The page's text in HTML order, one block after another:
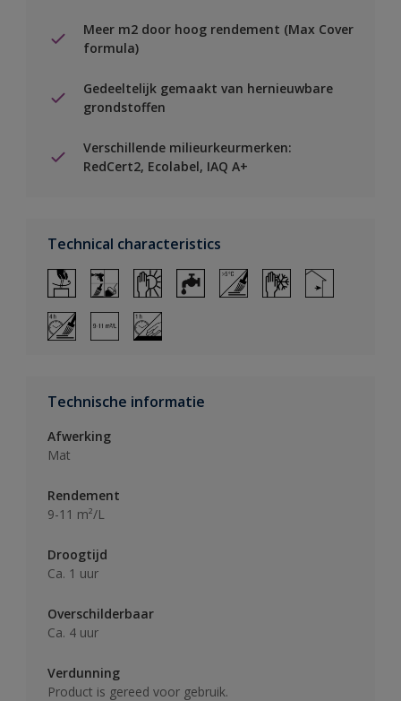
Meer m2 door hoog rendement (Max Cover
formula)
Gedeeltelijk gemaakt van hernieuwbare
grondstoffen
Verschillende milieurkeurmerken:
RedCert2, Ecolabel, IAQ A+
Technical characteristics
Technische informatie
Afwerking
Mat
Rendement
9-11 m²/L
Droogtijd
Ca. 1 uur
Overschilderbaar
Ca. 4 uur
Verdunning
Product is gereed voor gebruik.